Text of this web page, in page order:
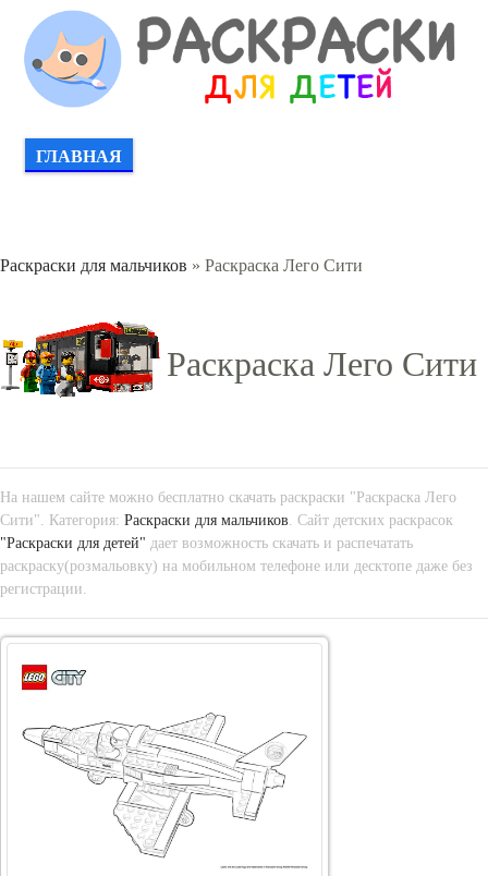
ГЛАВНАЯ
Раскраски для мальчиков » Раскраска Лего Сити
Раскраска Лего Сити
На нашем сайте можно бесплатно скачать раскраски "Раскраска Лего
Сити". Категория: Раскраски для мальчиков. Сайт детских раскрасок
"Раскраски для детей" дает возможность скачать и распечатать
раскраску(розмальовку) на мобильном телефоне или десктопе даже без
регистрации.